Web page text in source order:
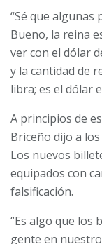
“Sé que algunas
Bueno, la reina
ver con el dólar
y la cantidad de
libra; es el dólar
A principios de
Briceño dijo a
Los nuevos
equipados con
falsificación.
“Es algo que los
gente en